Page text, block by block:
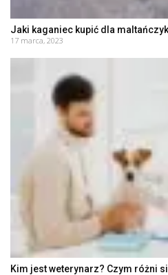
Jaki kaganiec kupić dla
17 marca, 2023
Kim jest weterynarz? Czym różni